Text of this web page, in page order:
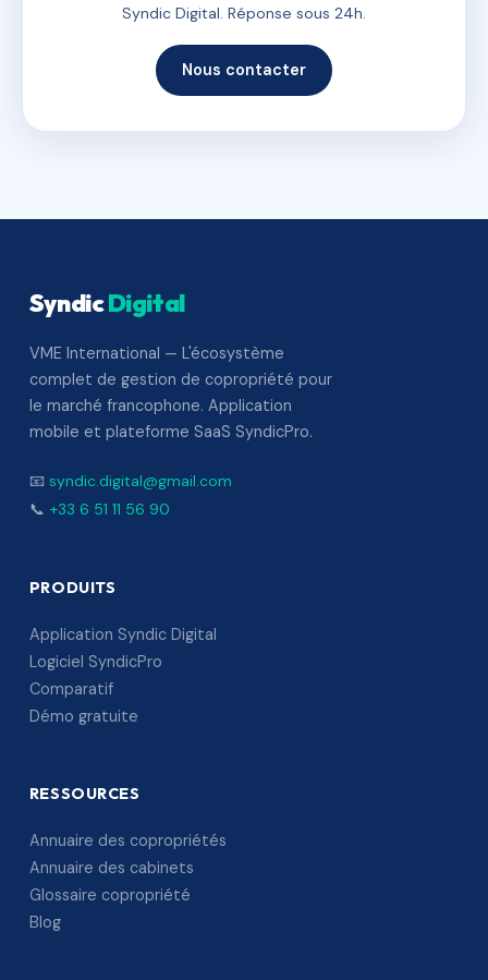
Syndic Digital. Réponse sous 24h.
Nous contacter
SyndicDigital
VME International — L'écosystème
complet de gestion de copropriété pour
le marché francophone. Application
mobile et plateforme SaaS SyndicPro.
📧 syndic.digital@gmail.com
📞 +33 6 51 11 56 90
PRODUITS
Application Syndic Digital
Logiciel SyndicPro
Comparatif
Démo gratuite
RESSOURCES
Annuaire des copropriétés
Annuaire des cabinets
Glossaire copropriété
Blog